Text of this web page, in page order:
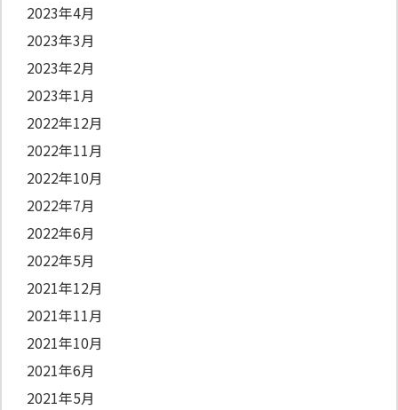
2023年4月
2023年3月
2023年2月
2023年1月
2022年12月
2022年11月
2022年10月
2022年7月
2022年6月
2022年5月
2021年12月
2021年11月
2021年10月
2021年6月
2021年5月